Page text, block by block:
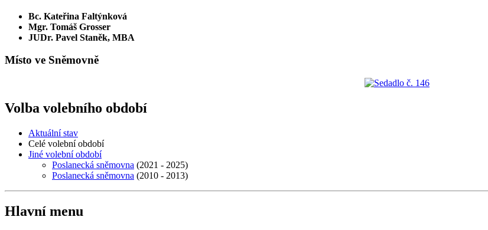
Bc. Kateřina Faltýnková
Mgr. Tomáš Grosser
JUDr. Pavel Staněk, MBA
Místo ve Sněmovně
Volba volebního období
Aktuální stav
Celé volební období
Jiné volební období
Poslanecká sněmovna (2021 - 2025)
Poslanecká sněmovna (2010 - 2013)
Hlavní menu